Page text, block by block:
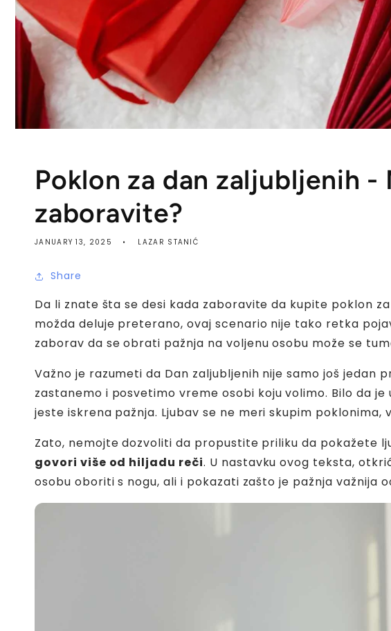
Poklon za dan zaljubljenih
zaboravite?
JANUARY 13, 2025 LAZAR STANIĆ
Share
Da li znate šta se desi kada zaboravite da kupite poklon
možda deluje preterano, ovaj scenario nije tako retka
zaborav da se obrati pažnja na voljenu osobu može se
Važno je razumeti da Dan zaljubljenih nije samo još jedan
zastanemo i posvetimo vreme osobi koju volimo. Bilo da
jeste iskrena pažnja. Ljubav se ne meri skupim poklonima,
Zato, nemojte dozvoliti da propustite priliku da pokažete
govori više od hiljadu reči. U nastavku ovog teksta,
osobu oboriti s nogu, ali i pokazati zašto je pažnja važnija